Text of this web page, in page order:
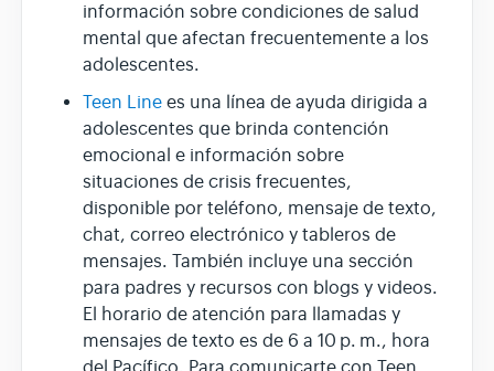
información sobre condiciones de salud
mental que afectan frecuentemente a los
adolescentes.
Teen Line es una línea de ayuda dirigida a
adolescentes que brinda contención
emocional e información sobre
situaciones de crisis frecuentes,
disponible por teléfono, mensaje de texto,
chat, correo electrónico y tableros de
mensajes. También incluye una sección
para padres y recursos con blogs y videos.
El horario de atención para llamadas y
mensajes de texto es de 6 a 10 p. m., hora